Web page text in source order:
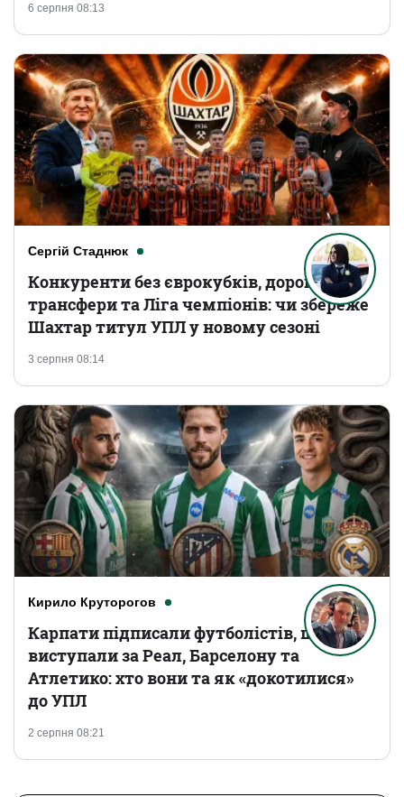
6 серпня 08:13
Сергій Стаднюк
3 серпня 08:14
Конкуренти без єврокубків, дорогі
трансфери та Ліга чемпіонів: чи збереже
Шахтар титул УПЛ у новому сезоні
Кирило Круторогов
2 серпня 08:21
Карпати підписали футболістів, що
виступали за Реал, Барселону та
Атлетико: хто вони та як «докотилися»
до УПЛ